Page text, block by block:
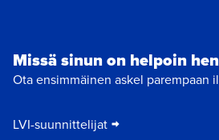
Missä sinun on helpoin
Ota ensimmäinen askel parempaan
LVI-suunnittelijat